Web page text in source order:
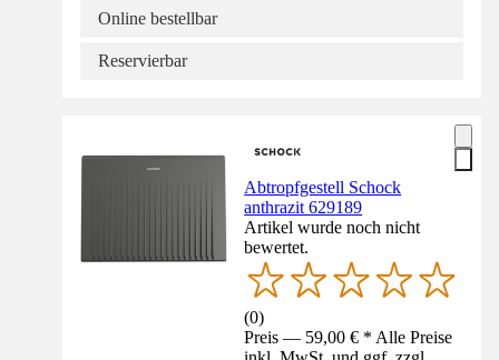
Online bestellbar
Reservierbar
Abtropfgestell Schock
anthrazit 629189
Artikel wurde noch nicht
bewertet.
(0)
Preis — 59,00 € * Alle Preise